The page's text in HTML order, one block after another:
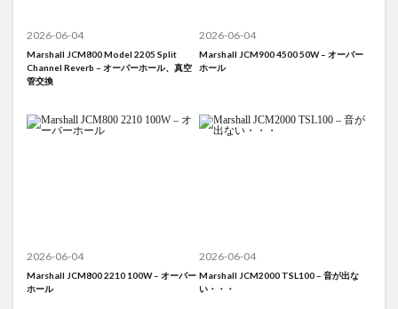
2026-06-04
Marshall JCM800 Model 2205 Split
Channel Reverb – オーバーホール、真空
管交換
2026-06-04
Marshall JCM900 4500 50W – オーバー
ホール
2026-06-04
Marshall JCM800 2210 100W – オーバー
ホール
2026-06-04
Marshall JCM2000 TSL100 – 音が出な
い・・・